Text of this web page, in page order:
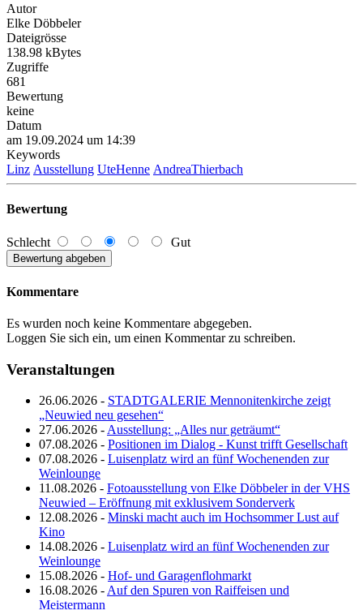
Autor
Elke Döbbeler
Dateigrösse
138.98 kBytes
Zugriffe
681
Bewertung
keine
Datum
am 19.09.2024 um 14:39
Keywords
Linz Ausstellung UteHenne AndreaThierbach
Bewertung
Schlecht Gut
Kommentare
Es wurden noch keine Kommentare abgegeben.
Loggen Sie sich ein, um einen Kommentar zu schreiben.
Veranstaltungen
26.06.2026 - STADTGALERIE Mennonitenkirche zeigt
„Neuwied neu gesehen“
27.06.2026 - Ausstellung: „Alles nur geträumt“
07.08.2026 - Positionen im Dialog - Kunst trifft Gesellschaft
07.08.2026 - Luisenplatz wird an fünf Wochenenden zur
Weinlounge
11.08.2026 - Fotoausstellung von Elke Döbbeler in der VHS
Neuwied – Eröffnung mit exklusivem Sonderverk
12.08.2026 - Minski macht auch im Hochsommer Lust auf
Kino
14.08.2026 - Luisenplatz wird an fünf Wochenenden zur
Weinlounge
15.08.2026 - Hof- und Garagenflohmarkt
16.08.2026 - Auf den Spuren von Raiffeisen und
Meistermann